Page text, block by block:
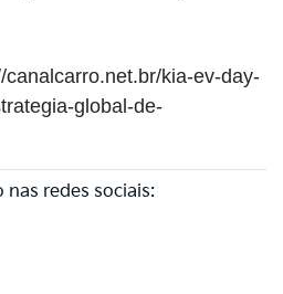
canalcarro.net.br/kia-ev-day-
global-de-
redes sociais: